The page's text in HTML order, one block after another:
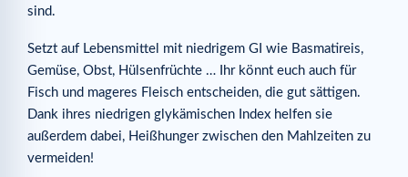
sind.
Setzt auf Lebensmittel mit niedrigem GI wie Basmatireis,
Gemüse, Obst, Hülsenfrüchte … Ihr könnt euch auch für
Fisch und mageres Fleisch entscheiden, die gut sättigen.
Dank ihres niedrigen glykämischen Index helfen sie
außerdem dabei, Heißhunger zwischen den Mahlzeiten zu
vermeiden!